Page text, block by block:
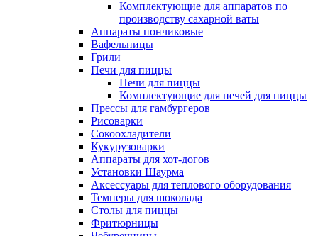
Комплектующие для аппаратов по
производству сахарной ваты
Аппараты пончиковые
Вафельницы
Грили
Печи для пиццы
Печи для пиццы
Комплектующие для печей для пиццы
Прессы для гамбургеров
Рисоварки
Сокоохладители
Кукурузоварки
Аппараты для хот-догов
Установки Шаурма
Аксессуары для теплового оборудования
Темперы для шоколада
Столы для пиццы
Фритюрницы